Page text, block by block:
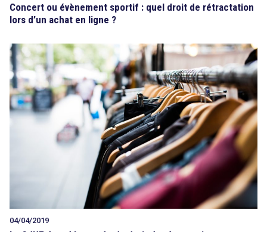
Concert ou évènement sportif : quel droit de rétractation
lors d’un achat en ligne ?
04/04/2019